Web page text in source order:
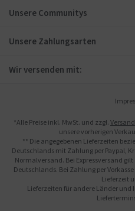
Unsere Communitys
Unsere Zahlungsarten
Wir versenden mit:
*Alle Preise inkl. MwSt. und zzgl.
unsere vorherigen
** Die angegebenen Lieferzeiten
Deutschlands mit Zahlung per Paypal,
Normalversand. Bei Expressversand
Deutschlands. Bei Zahlung per
Lieferzeit
Lieferzeiten für andere Länder